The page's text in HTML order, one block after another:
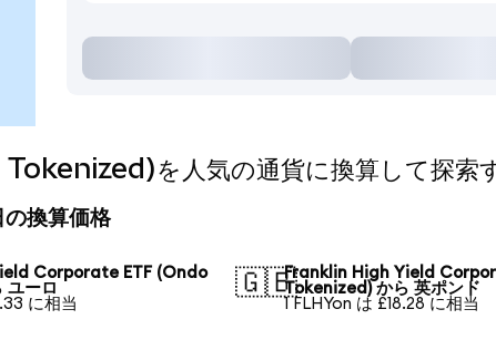
を人気の通貨に換算して探索
換算価格
Corporate ETF (Ondo
ーロ
に相当
🇬🇧Franklin High Yield
Tokenized) から 英ポンド
1 FLHYon は £18.28 に相当